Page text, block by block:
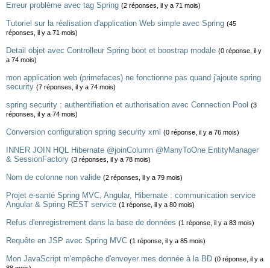
Erreur problème avec tag Spring (2 réponses, il y a 71 mois)
Tutoriel sur la réalisation d'application Web simple avec Spring (45
réponses, il y a 71 mois)
Detail objet avec Controlleur Spring boot et boostrap modale (0 réponse, il y
a 74 mois)
mon application web (primefaces) ne fonctionne pas quand j'ajoute spring
security (7 réponses, il y a 74 mois)
spring security : authentifiation et authorisation avec Connection Pool (3
réponses, il y a 74 mois)
Conversion configuration spring security xml (0 réponse, il y a 76 mois)
INNER JOIN HQL Hibernate @joinColumn @ManyToOne EntityManager
& SessionFactory (3 réponses, il y a 78 mois)
Nom de colonne non valide (2 réponses, il y a 79 mois)
Projet e-santé Spring MVC, Angular, Hibernate : communication service
Angular & Spring REST service (1 réponse, il y a 80 mois)
Refus d'enregistrement dans la base de données (1 réponse, il y a 83 mois)
Requête en JSP avec Spring MVC (1 réponse, il y a 85 mois)
Mon JavaScript m'empêche d'envoyer mes donnée à la BD (0 réponse, il y a